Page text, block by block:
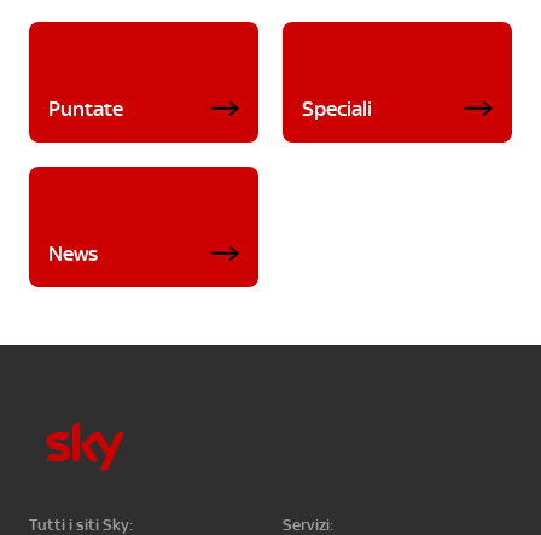
Puntate Speciali
News
Tutti i siti Sky:
Servizi: